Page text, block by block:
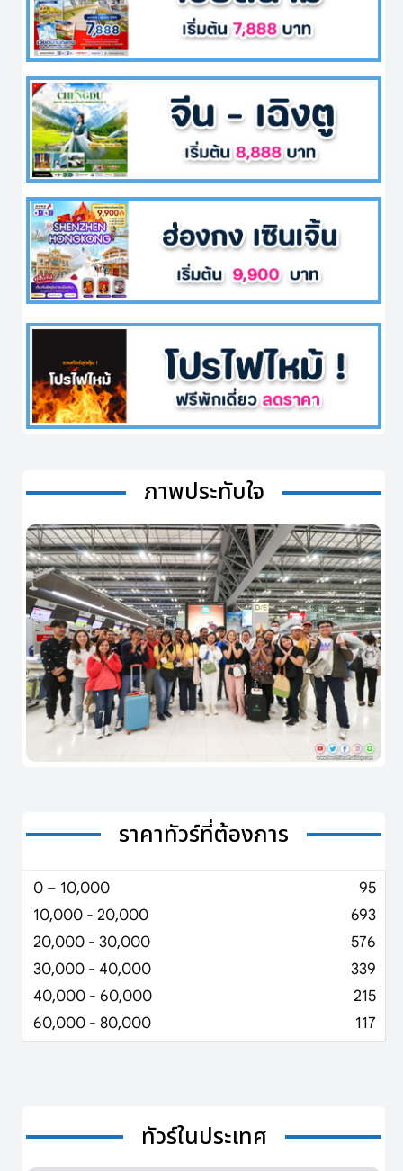
ภาพประทับใจ
ราคาทัวร์ที่ต้องการ
0 – 10,000
95
10,000 - 20,000
693
20,000 - 30,000
576
30,000 - 40,000
339
40,000 - 60,000
215
60,000 - 80,000
117
ทัวร์ในประเทศ